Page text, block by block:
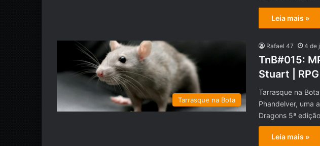
Leia mais »
Tarrasque na Bota
Rafael 47 4 de
TnB#015:
Stuart |
Tarrasque na
Phandelver, uma
Dragons 5ª
Leia mais »